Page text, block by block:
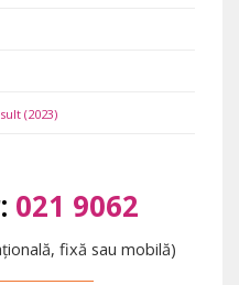
(2023)
021 9062
fixă sau mobilă)